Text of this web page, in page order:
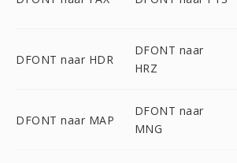
DFONT naar HDR
DFONT naar
HRZ
DFONT naar MAP
DFONT naar
MNG